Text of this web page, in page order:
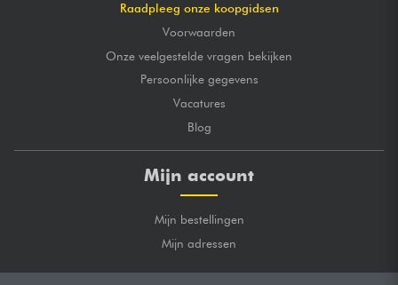
Raadpleeg onze koopgidsen
Voorwaarden
Onze veelgestelde vragen bekijken
Persoonlijke gegevens
Vacatures
Blog
Mijn account
Mijn bestellingen
Mijn adressen